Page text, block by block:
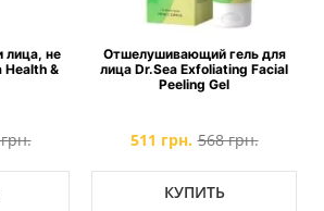
лица, не
&
Отшелушивающий гель для
лица Dr.Sea Exfoliating Facial
Peeling Gel
511 грн. 568 грн.
КУПИТЬ